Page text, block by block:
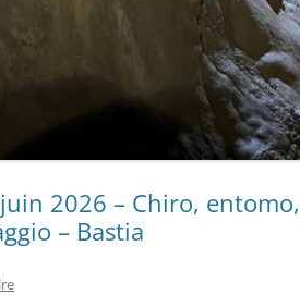
2026 – Chiro,
– Bastia